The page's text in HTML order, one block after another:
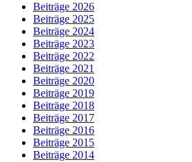
Beiträge 2026
Beiträge 2025
Beiträge 2024
Beiträge 2023
Beiträge 2022
Beiträge 2021
Beiträge 2020
Beiträge 2019
Beiträge 2018
Beiträge 2017
Beiträge 2016
Beiträge 2015
Beiträge 2014